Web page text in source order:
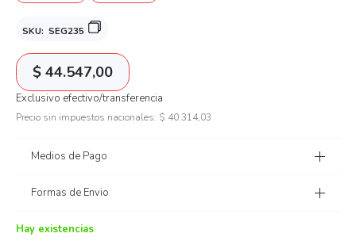
SKU: SEG235
$44.547,00
Exclusivo efectivo/transferencia
Precio sin impuestos nacionales: $ 40.314,03
Medios de Pago
Formas de Envio
Hay existencias